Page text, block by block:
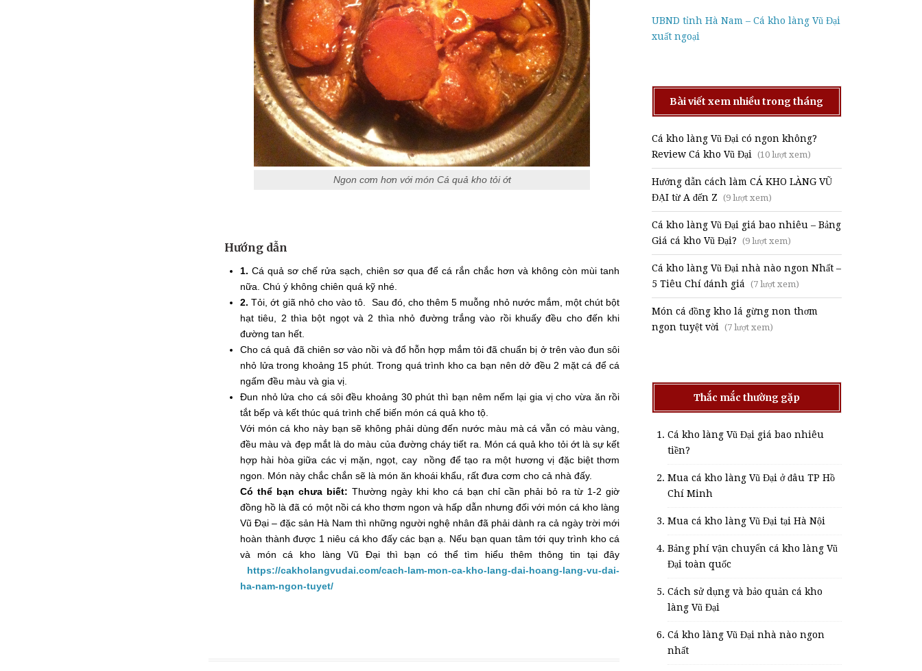
Ngon cơm hơn với món Cá quả kho tỏi ớt
Hướng dẫn
1. Cá quả sơ chế rửa sạch, chiên sơ qua để cá rắn chắc hơn và không còn mùi tanh
nữa. Chú ý không chiên quá kỹ nhé.
2. Tỏi, ớt giã nhỏ cho vào tô. Sau đó, cho thêm 5 muỗng nhỏ nước mắm, một chút bột
hạt tiêu, 2 thìa bột ngọt và 2 thìa nhỏ đường trắng vào rồi khuấy đều cho đến khi
đường tan hết.
Cho cá quả đã chiên sơ vào nồi và đổ hỗn hợp mắm tỏi đã chuẩn bị ở trên vào đun sôi
nhỏ lửa trong khoảng 15 phút. Trong quá trình kho ca bạn nên dở đều 2 mặt cá để cá
ngấm đều màu và gia vị.
Đun nhỏ lửa cho cá sôi đều khoảng 30 phút thì bạn nêm nếm lại gia vị cho vừa ăn rồi
tắt bếp và kết thúc quá trình chế biến món cá quả kho tộ.
Với món cá kho này bạn sẽ không phải dùng đến nước màu mà cá vẫn có màu vàng,
đều màu và đẹp mắt là do màu của đường cháy tiết ra. Món cá quả kho tỏi ớt là sự kết
hợp hài hòa giữa các vị mặn, ngọt, cay nồng để tạo ra một hương vị đặc biệt thơm
ngon. Món này chắc chắn sẽ là món ăn khoái khẩu, rất đưa cơm cho cả nhà đấy.
Có thể bạn chưa biết: Thường ngày khi kho cá bạn chỉ cần phải bỏ ra từ 1-2 giờ
đồng hồ là đã có một nồi cá kho thơm ngon và hấp dẫn nhưng đối với món cá kho làng
Vũ Đại – đặc sản Hà Nam thì những người nghệ nhân đã phải dành ra cả ngày trời mới
hoàn thành được 1 niêu cá kho đấy các bạn ạ. Nếu bạn quan tâm tới quy trình kho cá
và món cá kho làng Vũ Đại thì bạn có thể tìm hiểu thêm thông tin tại đây
https://cakholangvudai.com/cach-lam-mon-ca-kho-lang-dai-hoang-lang-vu-dai-
ha-nam-ngon-tuyet/
UBND tỉnh Hà Nam – Cá kho làng Vũ Đại
xuất ngoại
Bài viết xem nhiều trong tháng
Cá kho làng Vũ Đại có ngon không?
Review Cá kho Vũ Đại (10 lượt xem)
Hướng dẫn cách làm CÁ KHO LÀNG VŨ
ĐẠI từ A đến Z (9 lượt xem)
Cá kho làng Vũ Đại giá bao nhiêu – Bảng
Giá cá kho Vũ Đại? (9 lượt xem)
Cá kho làng Vũ Đại nhà nào ngon Nhất –
5 Tiêu Chí đánh giá (7 lượt xem)
Món cá đồng kho lá gừng non thơm
ngon tuyệt vời (7 lượt xem)
Thắc mắc thường gặp
Cá kho làng Vũ Đại giá bao nhiêu
tiền?
Mua cá kho làng Vũ Đại ở đâu TP Hồ
Chí Minh
Mua cá kho làng Vũ Đại tại Hà Nội
Bảng phí vận chuyển cá kho làng Vũ
Đại toàn quốc
Cách sử dụng và bảo quản cá kho
làng Vũ Đại
Cá kho làng Vũ Đại nhà nào ngon
nhất